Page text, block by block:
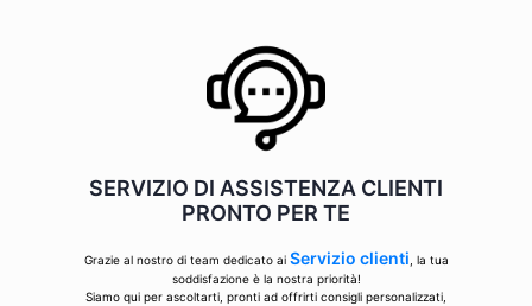
SERVIZIO DI ASSISTENZA CLIENTI
PRONTO PER TE
Grazie al nostro di team dedicato ai Servizio clienti , la tua
soddisfazione è la nostra priorità!
Siamo qui per ascoltarti, pronti ad offrirti consigli personalizzati,